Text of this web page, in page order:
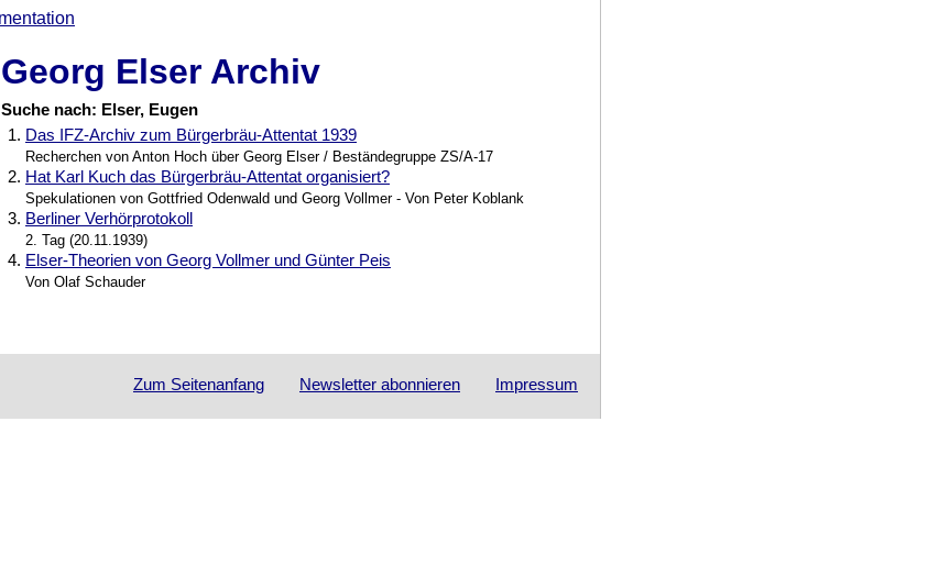
Georg Elser Archiv
Suche nach: Elser, Eugen
1. Das IFZ-Archiv zum Bürgerbräu-Attentat 1939
Recherchen von Anton Hoch über Georg Elser / Beständegruppe ZS/A-17
2. Hat Karl Kuch das Bürgerbräu-Attentat organisiert?
Spekulationen von Gottfried Odenwald und Georg Vollmer - Von Peter Koblank
3. Berliner Verhörprotokoll
2. Tag (20.11.1939)
4. Elser-Theorien von Georg Vollmer und Günter Peis
Von Olaf Schauder
Zum Seitenanfang Newsletter abonnieren Impressum